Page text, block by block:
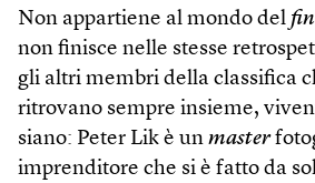
Non appartiene al mondo del
non finisce nelle stesse
gli altri membri della classifica
ritrovano sempre insieme,
siano: Peter Lik è un master
imprenditore che si è fatto da